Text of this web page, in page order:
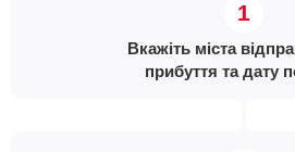
Вкажіть міста
прибуття та дату